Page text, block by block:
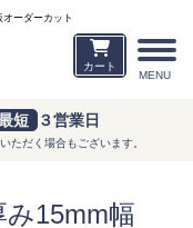
MENU
ーダーカット
カート
短 ３営業日
ただく場合もございます。
み15mm幅